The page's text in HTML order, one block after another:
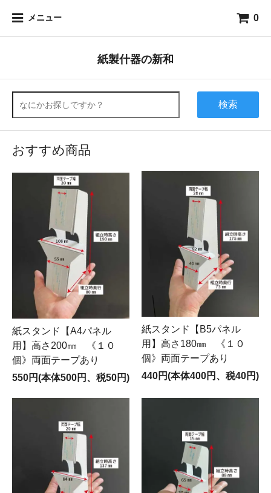
メニュー 0
紙製什器の新和
検索
おすすめ商品
紙スタンド【A4パネル
用】高さ200㎜ 《１０
個》両面テープあり
550円(本体500円、税50円)
紙スタンド【B5パネル
用】高さ180㎜ 《１０
個》両面テープあり
440円(本体400円、税40円)